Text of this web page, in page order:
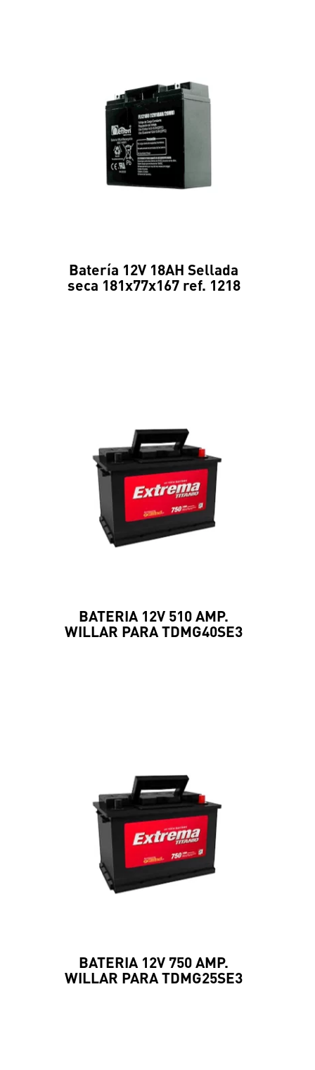
Batería 12V 18AH Sellada
seca 181x77x167 ref. 1218
BATERIA 12V 510 AMP.
WILLAR PARA TDMG40SE3
BATERIA 12V 750 AMP.
WILLAR PARA TDMG25SE3